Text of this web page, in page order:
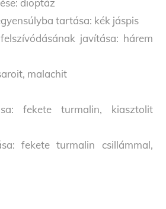
dioptáz
tartása: kék jáspis
javítása: hárem
malachit
fekete turmalin, kiasztolit
fekete turmalin csillámmal,